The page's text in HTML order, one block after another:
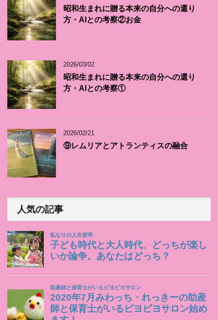
昭和生まれに贈る本来の自分への還り
方・AIとの考察②お金
2026/03/02
昭和生まれに贈る本来の自分への還り
方・AIとの考察①
2026/02/21
⑨レムリアとアトランティスの融合
人気の記事